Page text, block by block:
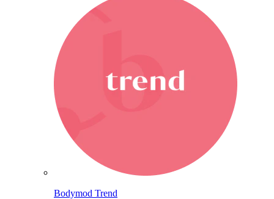
Bodymod Trend